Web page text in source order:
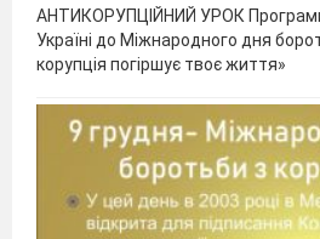
АНТИКОРУПЦІЙНИЙ УРОК
Україні до Міжнародного дня
корупція погіршує твоє життя»